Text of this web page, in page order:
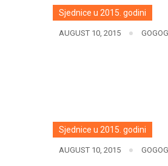
Sjednice u 2015. godini
AUGUST 10, 2015
Sjednice u 2015. godini
AUGUST 10, 2015